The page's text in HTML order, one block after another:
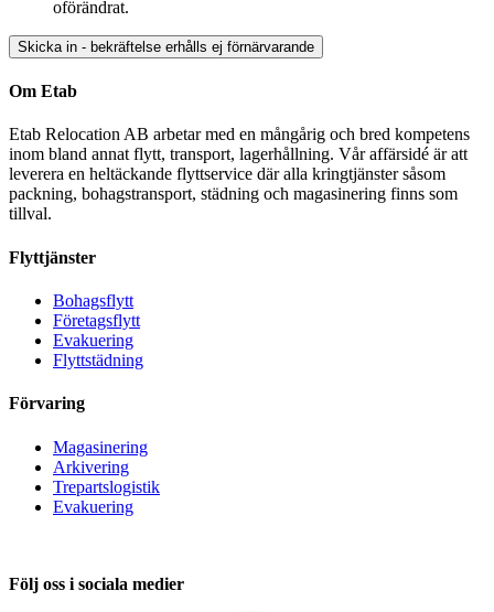
oförändrat.
Om Etab
Etab Relocation AB arbetar med en mångårig och bred kompetens
inom bland annat flytt, transport, lagerhållning. Vår affärsidé är att
leverera en heltäckande flyttservice där alla kringtjänster såsom
packning, bohagstransport, städning och magasinering finns som
tillval.
Flyttjänster
Bohagsflytt
Företagsflytt
Evakuering
Flyttstädning
Förvaring
Magasinering
Arkivering
Trepartslogistik
Evakuering
Följ oss i sociala medier